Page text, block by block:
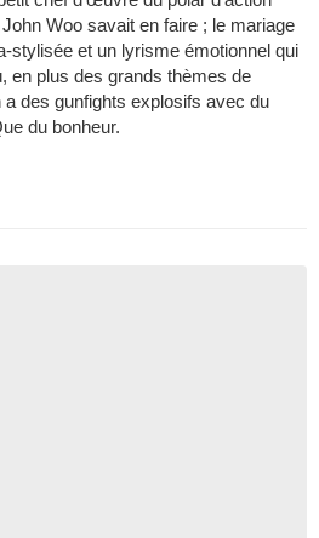
Woo savait en faire ; le mariage
stylisée et un lyrisme émotionnel qui
en plus des grands thèmes de
a des gunfights explosifs avec du
du bonheur.